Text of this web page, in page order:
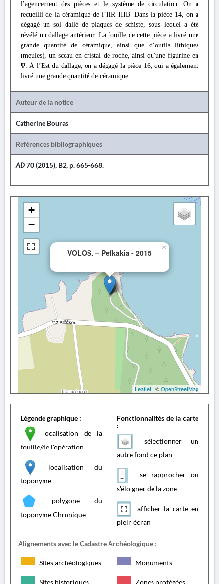
l’agencement des pièces et le système de circulation. On a
recueilli de la céramique de l’HR IIIB. Dans la pièce 14, on a
dégagé un sol dallé de plaques de schiste, sous lequel a été
révélé un dallage antérieur. La fouille de cette pièce a livré une
grande quantité de céramique, ainsi que d’outils lithiques
(meules), un sceau en cristal de roche, ainsi qu'une figurine en
Ψ. À l’Est du dallage, on a dégagé la pièce 16, qui a également
livré une grande quantité de céramique.
Auteur de la notice
Catherine Bouras
Références bibliographiques
AD70 (2015), B2, p. 665-668.
VOLOS. – Pefkakia - 2015
×
+
−
Leaflet | ©OpenStreetMap
Légende graphique :
localisation de la
fouille/de l'opération
localisation du
toponyme
polygone du
toponyme Chronique
Fonctionnalités de la carte
:
sélectionner un
autre fond de plan
se rapprocher ou
s'éloigner de la zone
afficher la carte en
plein écran
Alignements avec le Cadastre Archéologique :
Sites archéologiques Monuments
Sites historiques Zones protégées